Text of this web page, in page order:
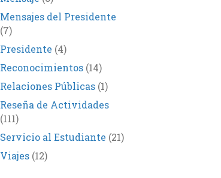
Mensajes del Presidente
(7)
Presidente (4)
Reconocimientos(14)
Relaciones Públicas(1)
Reseña de Actividades
(111)
Servicio al Estudiante (21)
Viajes(12)